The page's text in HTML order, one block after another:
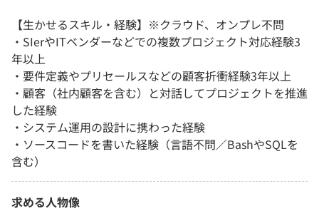
【生かせるスキル・経験】※クラウド、オンプレ不問
・SIerやITベンダーなどでの複数プロジェクト対応経験3
年以上
・要件定義やプリセールスなどの顧客折衝経験3年以上
・顧客（社内顧客を含む）と対話してプロジェクトを推進
した経験
・システム運用の設計に携わった経験
・ソースコードを書いた経験（言語不問／BashやSQLを
含む）
求める人物像